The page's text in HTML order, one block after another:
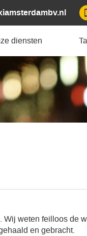
diensten
Wij weten feilloos de
en gebracht.